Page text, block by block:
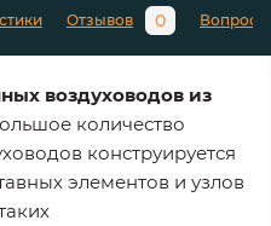
Отзывов 0 Вопросы
воздуховодов из
количество
конструируется
элементов и узлов